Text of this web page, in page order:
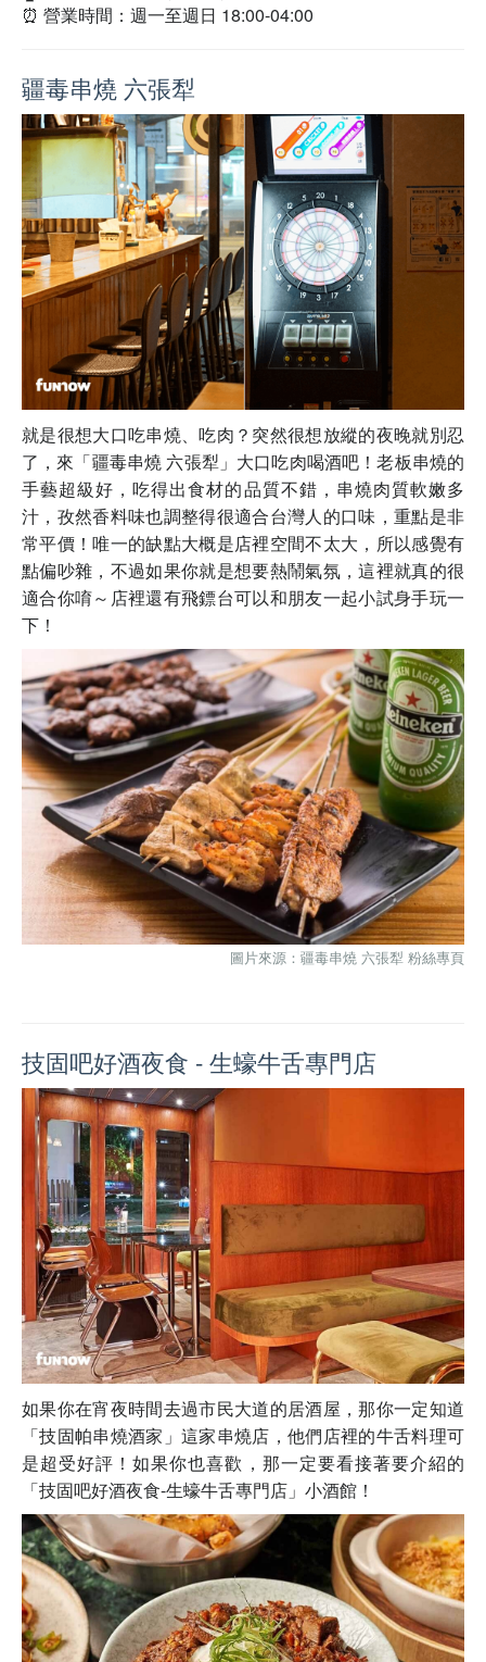
⏰ 營業時間：週一至週日 18:00-04:00
疆毒串燒 六張犁
就是很想大口吃串燒、吃肉？突然很想放縱的夜晚就別忍
了，來「疆毒串燒 六張犁」大口吃肉喝酒吧！老板串燒的
手藝超級好，吃得出食材的品質不錯，串燒肉質軟嫩多
汁，孜然香料味也調整得很適合台灣人的口味，重點是非
常平價！唯一的缺點大概是店裡空間不太大，所以感覺有
點偏吵雜，不過如果你就是想要熱鬧氣氛，這裡就真的很
適合你唷～店裡還有飛鏢台可以和朋友一起小試身手玩一
下！
圖片來源：疆毒串燒 六張犁 粉絲專頁
技固吧好酒夜食 - 生蠔牛舌專門店
如果你在宵夜時間去過市民大道的居酒屋，那你一定知道
「技固帕串燒酒家 」這家串燒店，他們店裡的牛舌料理可
是超受好評！如果你也喜歡，那一定要看接著要介紹的
「技固吧好酒夜食-生蠔牛舌專門店」小酒館！